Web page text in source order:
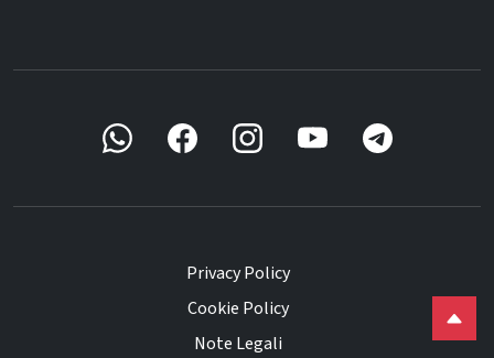
Privacy Policy
Cookie Policy
Note Legali